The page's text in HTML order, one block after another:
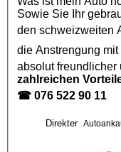
Sowie Sie Ihr
den schweizweiten
die Anstrengung mit
absolut freundlicher
zahlreichen
☎ 076 522 90 11
Direkter